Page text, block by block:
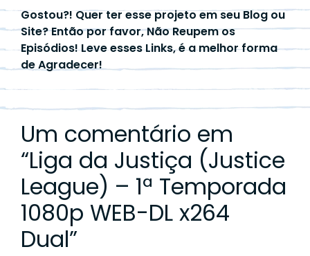
Gostou?! Quer ter esse projeto em seu Blog ou
Site? Então por favor, Não Reupem os
Episódios! Leve esses Links, é a melhor forma
de Agradecer!
Um comentário em
“Liga da Justiça (Justice
League) – 1ª Temporada
1080p WEB-DL x264
Dual”